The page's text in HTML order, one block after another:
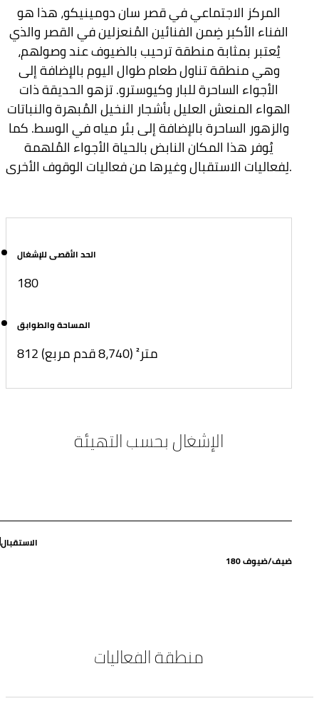
المركز الاجتماعي في قصر سان دومينيكو، هذا هو
الفناء الأكبر ضِمن الفنائين المُنعزلين في القصر والذي
يُعتبر بمثابة منطقة ترحيب بالضيوف عند وصولهم،
وهي منطقة تناول طعام طوال اليوم بالإضافة إلى
الأجواء الساحرة للبار وكيوسترو. تزهو الحديقة ذات
الهواء المنعش العليل بأشجار النخيل المُبهرة والنباتات
والزهور الساحرة بالإضافة إلى بئر مياه في الوسط. كما
يُوفر هذا المكان النابض بالحياة الأجواء المُلهمة
لِفعاليات الاستقبال وغيرها من فعاليات الوقوف الأخرى.
الحد الأقصى للإشغال
180
المساحة والطوابق
812 متر² (8،740 قدم مربع)
الإشغال بحسب التهيئة
الاستقبال
180 ضيف/ضيوف
منطقة الفعاليات